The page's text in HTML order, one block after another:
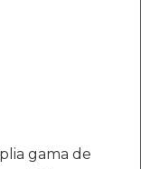
gama de